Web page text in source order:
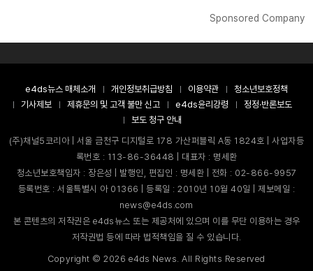
Sponsored Company
e4ds뉴스 매체소개 개인정보취급방침 이용약관
청소년보호정책
기사제보
제휴문의 및 고객 불만 신고 e4ds윤리강령
정정·반론보도
보도 청구 안내
(주)채널5코리아 | 서울 금천구 디지털로 178 가산퍼블릭 A동 1824호 | 사업자등
록번호 : 113-86-36448 | 대표자 : 명세환
청소년보호책임자 : 장은성 | 발행인, 편집인 : 명세환 | 전화 : 02-866-9957
등록번호 : 서울특별시 아 01366 | 등록일 : 2010년 10월 40일 | 제보메일 :
news@e4ds.com
본 콘텐츠의 저작권은 e4ds뉴스 또는 제공처에 있으며 이를 무단 이용하는 경우
저작권법 등에 따라 법적책임을 질 수 있습니다.
Copyright ©2026 e4ds News. All Rights Reserved